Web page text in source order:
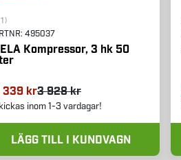
495037
Kompressor, 3 hk 50
339 kr3 928 kr
inom 1-3 vardagar!
LÄGG TILL I KUNDVAGN